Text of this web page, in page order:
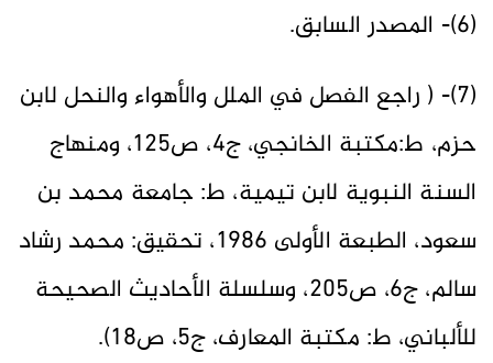
(6)- المصدر السابق.
(7)- ( راجع الفصل في الملل والأهواء والنحل لابن
حزم، ط:مكتبة الخانجي، ج4، ص125، ومنهاج
السنة النبوية لابن تيمية، ط: جامعة محمد بن
سعود، الطبعة الأولى 1986، تحقيق: محمد رشاد
سالم، ج6، ص205، وسلسلة الأحاديث الصحيحة
للألباني، ط: مكتبة المعارف، ج5، ص18).